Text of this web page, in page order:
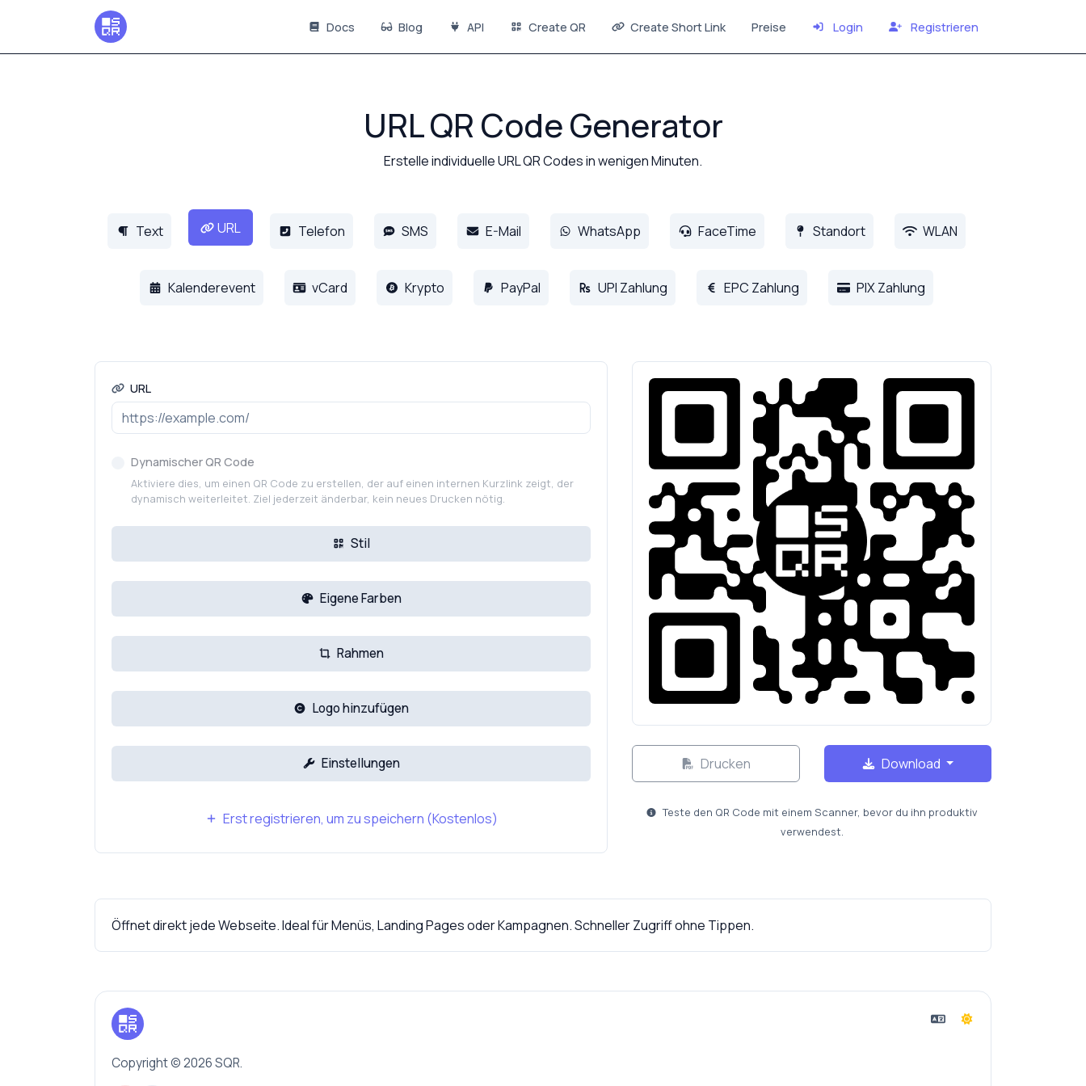
Docs Blog API Create QR Create Short Link Preise Login Registrieren
URL QR Code Generator
Erstelle individuelle URL QR Codes in wenigen Minuten.
Text URL Telefon SMS E-Mail WhatsApp FaceTime Standort WLAN
Kalenderevent vCard Krypto PayPal UPI Zahlung EPC Zahlung PIX Zahlung
URL
Dynamischer QR Code
Aktiviere dies, um einen QR Code zu erstellen, der auf einen internen Kurzlink zeigt, der
dynamisch weiterleitet. Ziel jederzeit änderbar, kein neues Drucken nötig.
Stil
Eigene Farben
Rahmen
Logo hinzufügen
Einstellungen
Erst registrieren, um zu speichern (Kostenlos)
Drucken Download
Teste den QR Code mit einem Scanner, bevor du ihn produktiv
verwendest.
Öffnet direkt jede Webseite. Ideal für Menüs, Landing Pages oder Kampagnen. Schneller Zugriff ohne Tippen.
Copyright © 2026 SQR.